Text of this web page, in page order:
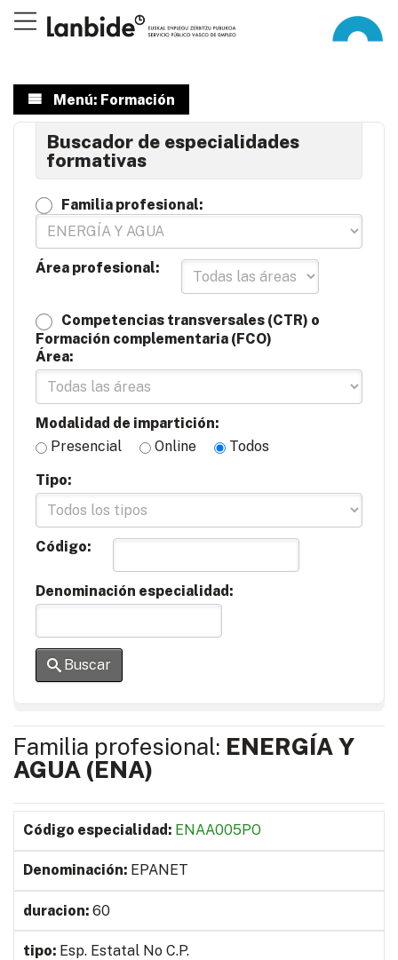
Menú: Formación
Buscador de especialidades
formativas
Familia profesional:
Área profesional:
Competencias transversales (CTR) o
Formación complementaria (FCO)
Área:
Modalidad de impartición:
Presencial
Online
Todos
Tipo:
Código:
Denominación especialidad:
Buscar
Familia profesional: ENERGÍA Y
AGUA (ENA)
ENAA005PO
EPANET
60
Esp. Estatal No C.P.